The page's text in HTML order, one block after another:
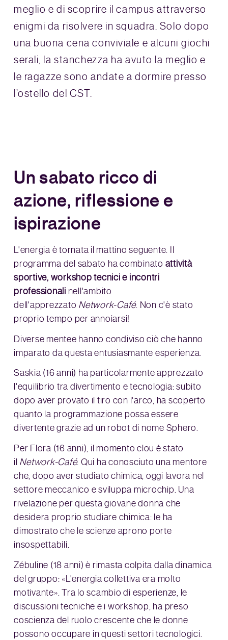
meglio e di scoprire il campus attraverso
enigmi da risolvere in squadra. Solo dopo
una buona cena conviviale e alcuni giochi
serali, la stanchezza ha avuto la meglio e
le ragazze sono andate a dormire presso
l’ostello del CST.
Un sabato ricco di
azione, riflessione e
ispirazione
L'energia è tornata il mattino seguente. Il
programma del sabato ha combinato attività
sportive, workshop tecnici e incontri
professionali nell'ambito
dell'apprezzato Network-Café. Non c'è stato
proprio tempo per annoiarsi!
Diverse mentee hanno condiviso ciò che hanno
imparato da questa entusiasmante esperienza.
Saskia (16 anni) ha particolarmente apprezzato
l'equilibrio tra divertimento e tecnologia: subito
dopo aver provato il tiro con l'arco, ha scoperto
quanto la programmazione possa essere
divertente grazie ad un robot di nome Sphero.
Per Flora (16 anni), il momento clou è stato
il Network-Café. Qui ha conosciuto una mentore
che, dopo aver studiato chimica, oggi lavora nel
settore meccanico e sviluppa microchip. Una
rivelazione per questa giovane donna che
desidera proprio studiare chimica: le ha
dimostrato che le scienze aprono porte
insospettabili.
Zébuline (18 anni) è rimasta colpita dalla dinamica
del gruppo: «L'energia collettiva era molto
motivante». Tra lo scambio di esperienze, le
discussioni tecniche e i workshop, ha preso
coscienza del ruolo crescente che le donne
possono occupare in questi settori tecnologici.